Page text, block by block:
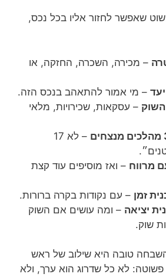
שאפשר לחזור אליו בכל נכס,
– מכירה, השכרה, החזקה, או
– מי אמור להתאהב בנכס הזה.
– עסקאות, שכירויות, מלאי
– לא 17
מרווח – ואז מוסיפים עוד קצת
זמן – עם נקודות בקרה ברורות.
יציאה – ומה עושים אם השוק
שוק.
טובה היא שילוב של ראש
פשוטה: לא כל שדרוג הוא ערך, ולא